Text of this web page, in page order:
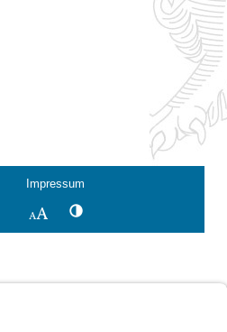
Impressum
SchriftgrößeKontrastwechsel